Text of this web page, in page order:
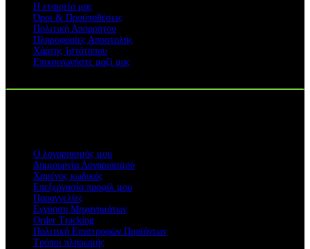
Η εταιρεία μας
Όροι & Προϋποθέσεις
Πολιτική Απορρήτου
Πληροφορίες Αποστολής
Χάρτης Ιστότοπου
Επικοινωνήστε μαζί μας
Ο λογαριασμός μου
Δημιουργία Λογαριασμού
Χαμένος κωδικός
Επεξεργασία προφίλ μου
Παραγγελίες
Εγγύηση Μηχανημάτων
Order Tracking
Πολιτική Επιστροφών Προϊόντων
Τρόποι πληρωμής